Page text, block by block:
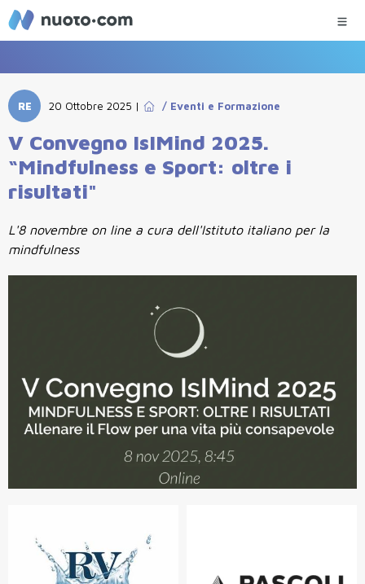
RE 20 Ottobre 2025 | / Eventi e Formazione
V Convegno IsIMind 2025.
“Mindfulness e Sport: oltre i
risultati"
L'8 novembre on line a cura dell'Istituto italiano per la
mindfulness